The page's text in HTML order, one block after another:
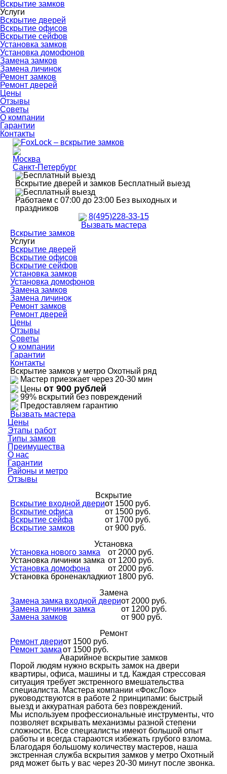
Вскрытие замков
Услуги
Вскрытие дверей
Вскрытие офисов
Вскрытие сейфов
Установка замков
Установка домофонов
Замена замков
Замена личинок
Ремонт замков
Ремонт дверей
Цены
Отзывы
Советы
О компании
Гарантии
Контакты
Москва
Санкт-Петербург
Вскрытие дверей и замков Бесплатный выезд
Работаем с 07:00 до 23:00 Без выходных и
праздников
8(495)228-33-15
Вызвать мастера
Вскрытие замков
Услуги
Вскрытие дверей
Вскрытие офисов
Вскрытие сейфов
Установка замков
Установка домофонов
Замена замков
Замена личинок
Ремонт замков
Ремонт дверей
Цены
Отзывы
Советы
О компании
Гарантии
Контакты
Вскрытие замков у метро Охотный ряд
Мастер приезжает через 20-30 мин
Цены от 900 рублей
99% вскрытий без повреждений
Предоставляем гарантию
Вызвать мастера
Цены
Этапы работ
Типы замков
Преимущества
О нас
Гарантии
Районы и метро
Отзывы
Вскрытие
Вскрытие входной двериот 1500 руб.
Вскрытие офиса
от 1500 руб.
Вскрытие сейфа
от 1700 руб.
Вскрытие замков
от 900 руб.
Установка
Установка нового замка
от 2000 руб.
Установка личинки замка от 1200 руб.
Установка домофона
от 2000 руб.
Установка броненакладкиот 1800 руб.
Замена
Замена замка входной двериот 2000 руб.
Замена личинки замка
от 1200 руб.
Замена замков
от 900 руб.
Ремонт
Ремонт двериот 1500 руб.
Ремонт замкаот 1500 руб.
Аварийное вскрытие замков
Порой людям нужно вскрыть замок на двери
квартиры, офиса, машины и т.д. Каждая стрессовая
ситуация требует экстренного вмешательства
специалиста. Мастера компании «ФоксЛок»
руководствуются в работе 2 принципами: быстрый
выезд и аккуратная работа без повреждений.
Мы используем профессиональные инструменты, что
позволяет вскрывать механизмы разной степени
сложности. Все специалисты имеют большой опыт
работы и всегда стараются избежать грубого взлома.
Благодаря большому количеству мастеров, наша
экстренная служба вскрытия замков у метро Охотный
ряд может быть у вас через 20-30 минут после звонка.